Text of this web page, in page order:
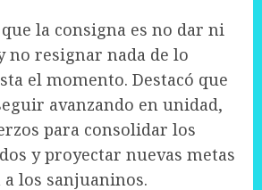
la consigna es no dar ni
no resignar nada de lo
el momento. Destacó que
avanzando en unidad,
para consolidar los
y proyectar nuevas metas
los sanjuaninos.